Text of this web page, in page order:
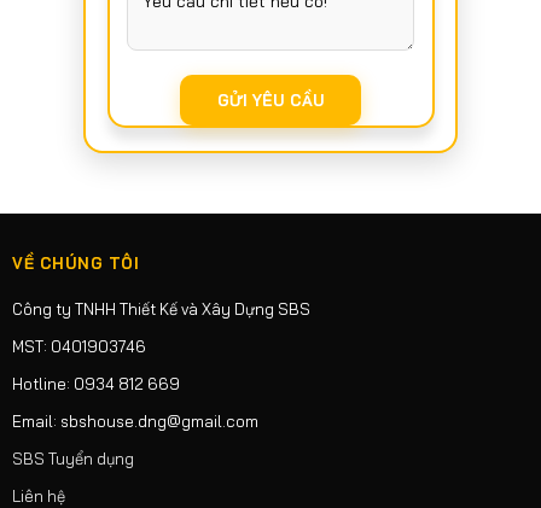
VỀ CHÚNG TÔI
Công ty TNHH Thiết Kế và Xây Dựng SBS
MST: 0401903746
Hotline: 0934 812 669
Email: sbshouse.dng@gmail.com
SBS Tuyển dụng
Liên hệ